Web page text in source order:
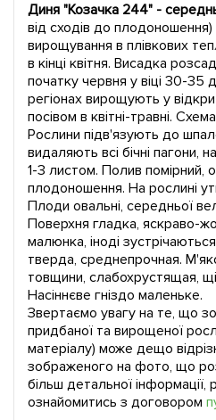
Диня "Козачка 244" -
від сходів до
вирощування в плівкових
в кінці квітня. Висадка
початку червня у віці 30-35
регіонах вирощують у
посівом в квітні-травні.
Рослини підв'язують до
видаляють всі бічні пагони,
1-3 листом. Полив помірний,
плодоношення. На рослині
Плоди овальні, середньої
Поверхня гладка, яскраво-
малюнка, іноді
тверда, среднепрочная.
товщини, слабохрустящая,
Насіннєве гніздо маленьке.
Звертаємо увагу на те, що
придбаної та вирощеної
матеріалу) може дещо
зображеного на фото, що
більш детальної
ознайомитись з договором